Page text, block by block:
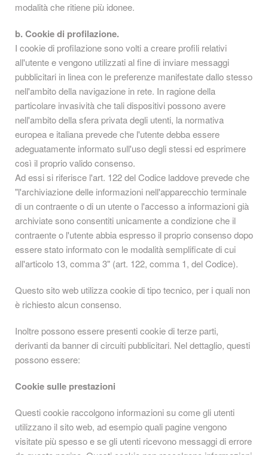
modalità che ritiene più idonee.
b. Cookie di profilazione.
I cookie di profilazione sono volti a creare profili relativi
all'utente e vengono utilizzati al fine di inviare messaggi
pubblicitari in linea con le preferenze manifestate dallo stesso
nell'ambito della navigazione in rete. In ragione della
particolare invasività che tali dispositivi possono avere
nell'ambito della sfera privata degli utenti, la normativa
europea e italiana prevede che l'utente debba essere
adeguatamente informato sull'uso degli stessi ed esprimere
così il proprio valido consenso.
Ad essi si riferisce l'art. 122 del Codice laddove prevede che
"l'archiviazione delle informazioni nell'apparecchio terminale
di un contraente o di un utente o l'accesso a informazioni già
archiviate sono consentiti unicamente a condizione che il
contraente o l'utente abbia espresso il proprio consenso dopo
essere stato informato con le modalità semplificate di cui
all'articolo 13, comma 3" (art. 122, comma 1, del Codice).
Questo sito web utilizza cookie di tipo tecnico, per i quali non
è richiesto alcun consenso.
Inoltre possono essere presenti cookie di terze parti,
derivanti da banner di circuiti pubblicitari. Nel dettaglio, questi
possono essere:
Cookie sulle prestazioni
Questi cookie raccolgono informazioni su come gli utenti
utilizzano il sito web, ad esempio quali pagine vengono
visitate più spesso e se gli utenti ricevono messaggi di errore